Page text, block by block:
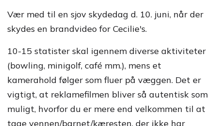
Vær med til en sjov skydedag d. 10. juni, når der
skydes en brandvideo for Cecilie's.
10-15 statister skal igennem diverse aktiviteter
(bowling, minigolf, café mm.), mens et
kamerahold følger som fluer på væggen. Det er
vigtigt, at reklamefilmen bliver så autentisk som
muligt, hvorfor du er mere end velkommen til at
tage vennen/barnet/kæresten, der ikke har